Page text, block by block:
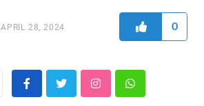
APRIL 28, 2024 0